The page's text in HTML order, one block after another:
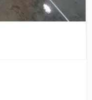
ECO Parquet